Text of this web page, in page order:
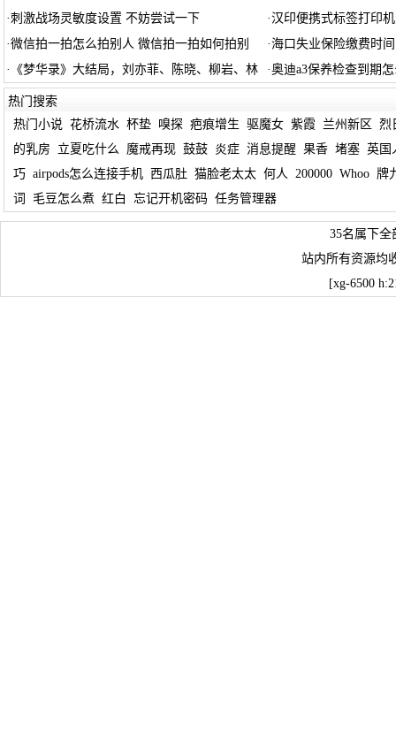
·刺激战场灵敏度设置 不妨尝试一下 ·汉印便携式标签打印
·微信拍一拍怎么拍别人 微信拍一拍如何拍别 ·海口失业保险缴费时间
· 《梦华录》大结局，刘亦菲、陈晓、柳岩、林 ·奥迪a3保养检查到期
热门搜索
热门小说 花桥流水 杯垫 嗅探 疤痕增生 驱魔女 紫霞 兰州新区
烈
的乳房
立夏吃什么 魔戒再现 鼓鼓 炎症 消息提醒 果香 堵塞 英国
巧 airpods怎么连接手机 西瓜肚 猫脸老太太 何人 200000 Whoo 牌
词
毛豆怎么煮 红白 忘记开机密码 任务管理器
35名属下全
站内所有资源均
[xg-6500